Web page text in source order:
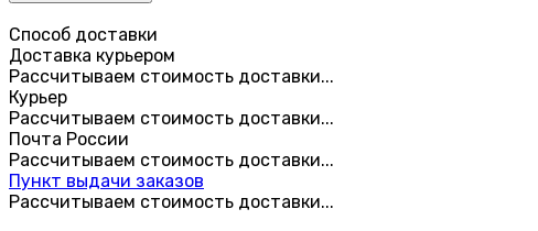
Способ доставки
Доставка курьером
Рассчитываем стоимость доставки...
Курьер
Рассчитываем стоимость доставки...
Почта России
Рассчитываем стоимость доставки...
Пункт выдачи заказов
Рассчитываем стоимость доставки...